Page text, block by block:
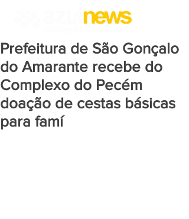
Prefeitura de São Gonçalo
do Amarante recebe do
Complexo do Pecém
doação de cestas básicas
para famí